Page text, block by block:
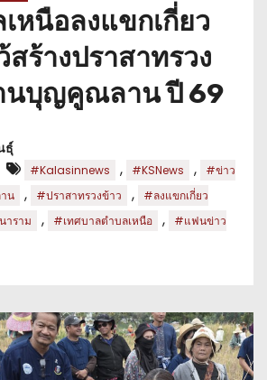
หนือลงแขกเกี่ยว
สร้างปราสาทรวง
นบุญคูณลาน ปี 69
ธุ์
#Kalasinnews , #KSNews ,
#ข่าว
น , #ปราสาทรวงข้าว ,
#ลงแขกเกี่ยว
าราม , #เทศบาลตำบลเหนือ ,
#แฟนข่าว